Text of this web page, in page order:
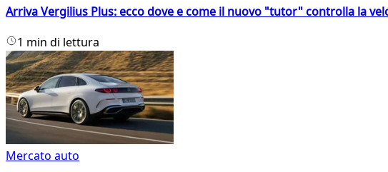
Arriva Vergilius Plus: ecco dove e come il nuovo "tutor" controlla la
1 min di lettura
Mercato auto